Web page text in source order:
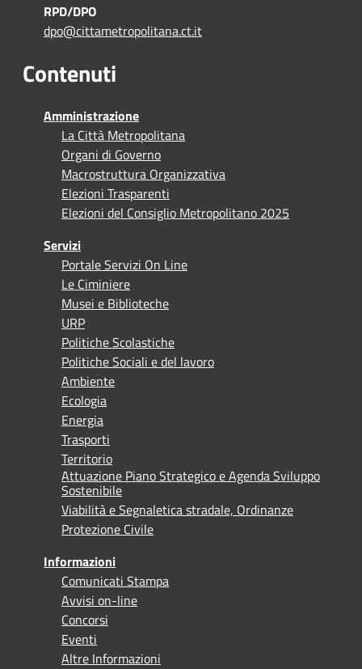
RPD/DPO
dpo@cittametropolitana.ct.it
Contenuti
Amministrazione
La Città Metropolitana
Organi di Governo
Macrostruttura Organizzativa
Elezioni Trasparenti
Elezioni del Consiglio Metropolitano 2025
Servizi
Portale Servizi On Line
Le Ciminiere
Musei e Biblioteche
URP
Politiche Scolastiche
Politiche Sociali e del lavoro
Ambiente
Ecologia
Energia
Trasporti
Territorio
Attuazione Piano Strategico e Agenda Sviluppo
Sostenibile
Viabilità e Segnaletica stradale, Ordinanze
Protezione Civile
Informazioni
Comunicati Stampa
Avvisi on-line
Concorsi
Eventi
Altre Informazioni